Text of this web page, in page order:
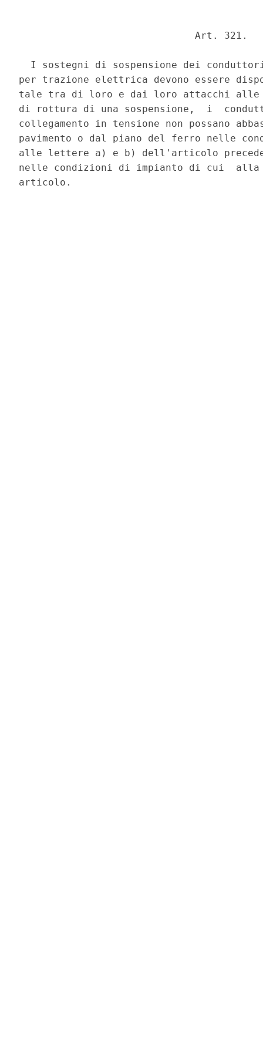
                              Art. 321.
I sostegni di sospensione dei
per trazione elettrica devono essere
tale tra di loro e dai loro attacchi
di rottura di una sospensione,  i
collegamento in tensione non possano
pavimento o dal piano del ferro nelle
alle lettere a) e b) dell'articolo
nelle condizioni di impianto di cui